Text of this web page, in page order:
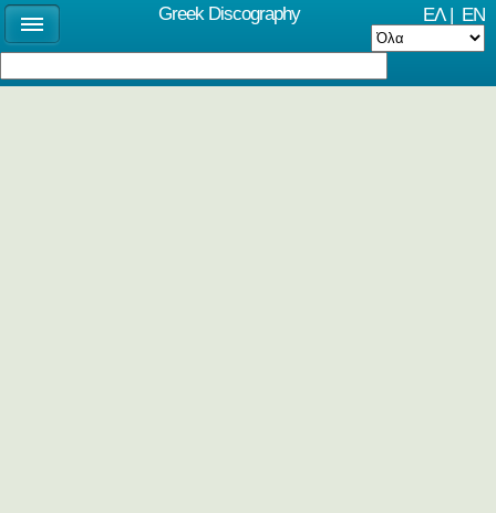
ΕΛ| EN
Greek Discography